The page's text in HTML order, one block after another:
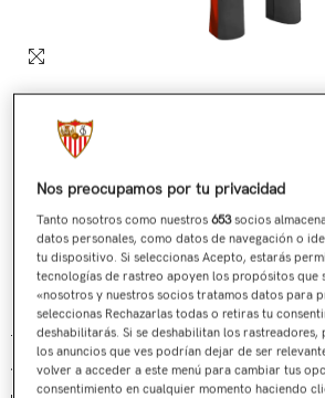
Pantalón Gris Entrenamiento 23/
Precio regular
€64,90 Precio de venta
€9,90
Talla:S
Nos preocupamos por tu privacidad
Tanto nosotros como nuestros653socios
datos personales, como datos de navegación o
tu dispositivo. Si seleccionas Acepto, estarás
tecnologías de rastreo apoyen los propósitos que
«nosotros y nuestros socios tratamos datos para
seleccionas Rechazarlas todas o retiras tu
deshabilitarás. Si se deshabilitan los
los anuncios que ves podrían dejar de ser
volver a acceder a este menú para cambiar tus
consentimiento en cualquier momento haciendo